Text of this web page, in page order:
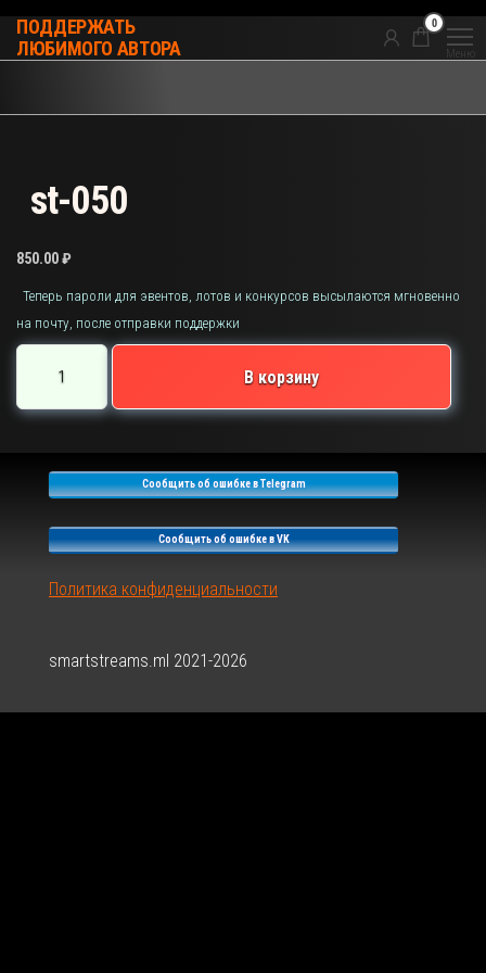
ПОДДЕРЖАТЬ
ЛЮБИМОГО АВТОРА
0
Меню
st-050
850.00₽
Теперь пароли для эвентов, лотов и конкурсов высылаются мгновенно
на почту, после отправки поддержки
товара
st-
В корзину
Сообщить об ошибке в Telegram
Сообщить об ошибке в VK
Политика конфиденциальности
smartstreams.ml 2021-2026